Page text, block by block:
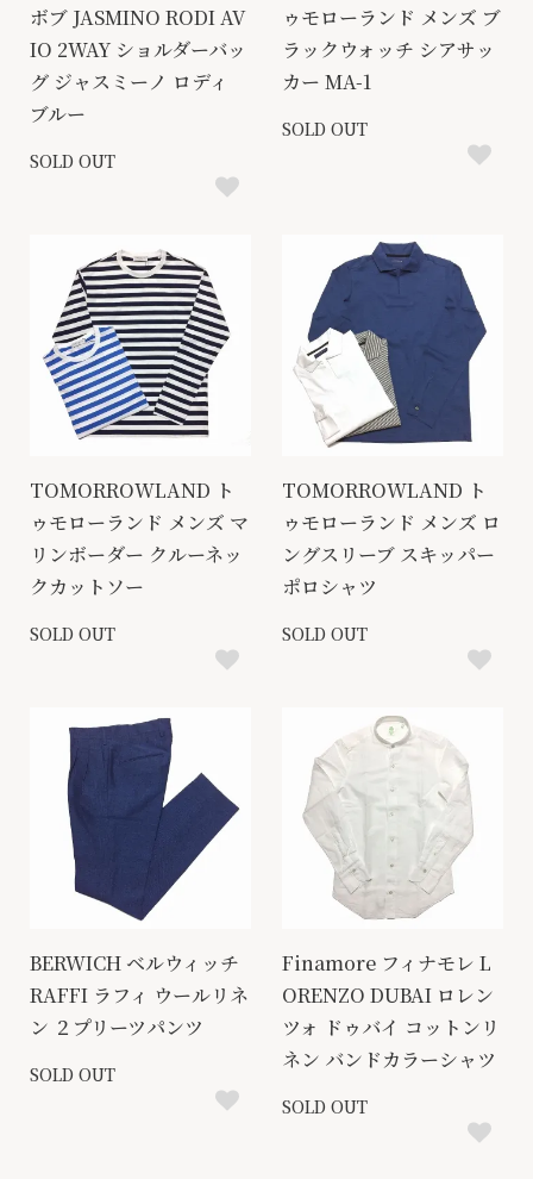
ボブ JASMINO RODI AV
IO 2WAY ショルダーバッ
グ ジャスミーノ ロディ
ブルー
SOLD OUT
ゥモローランド メンズ ブ
ラックウォッチ シアサッ
カー MA-1
SOLD OUT
TOMORROWLAND ト
ゥモローランド メンズ マ
リンボーダー クルーネッ
クカットソー
SOLD OUT
TOMORROWLAND ト
ゥモローランド メンズ ロ
ングスリーブ スキッパー
ポロシャツ
SOLD OUT
BERWICH ベルウィッチ
RAFFI ラフィ ウールリネ
ン ２プリーツパンツ
SOLD OUT
Finamore フィナモレ L
ORENZO DUBAI ロレン
ツォ ドゥバイ コットンリ
ネン バンドカラーシャツ
SOLD OUT